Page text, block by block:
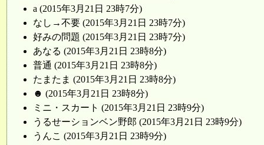
a (2015年3月21日 23時7分)
なし→不要 (2015年3月21日 23時7分)
好みの問題 (2015年3月21日 23時7分)
あなる (2015年3月21日 23時8分)
普通 (2015年3月21日 23時8分)
たまたま (2015年3月21日 23時8分)
☻ (2015年3月21日 23時8分)
ミニ・スカート (2015年3月21日 23時9分)
うるせーションベン野郎 (2015年3月21日 23時9分)
うんこ (2015年3月21日 23時9分)